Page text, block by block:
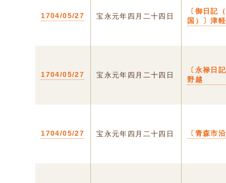
1704/05/27 宝永元年四月二十四日
〔御日記
国）〕津
1704/05/27 宝永元年四月二十四日
〔永禄日
野越
1704/05/27 宝永元年四月二十四日 〔青森市